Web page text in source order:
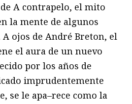
A contrapelo, el mito
la mente de algunos
ojos de André Breton, el
el aura de un nuevo
por los años de
imprudentemente
se le apa–rece como la